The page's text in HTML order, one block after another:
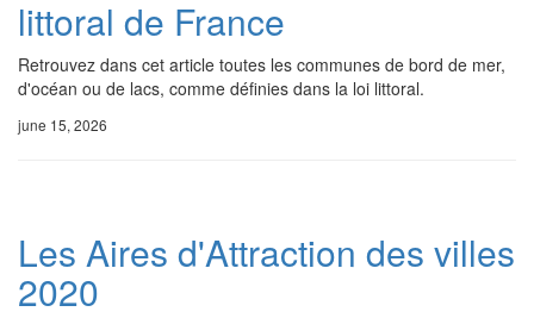
littoral de France
Retrouvez dans cet article toutes les communes de bord de mer,
d'océan ou de lacs, comme définies dans la loi littoral.
june 15, 2026
Les Aires d'Attraction des villes
2020